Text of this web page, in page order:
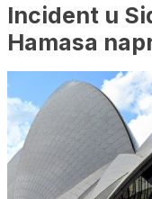
Incident u
Hamasa